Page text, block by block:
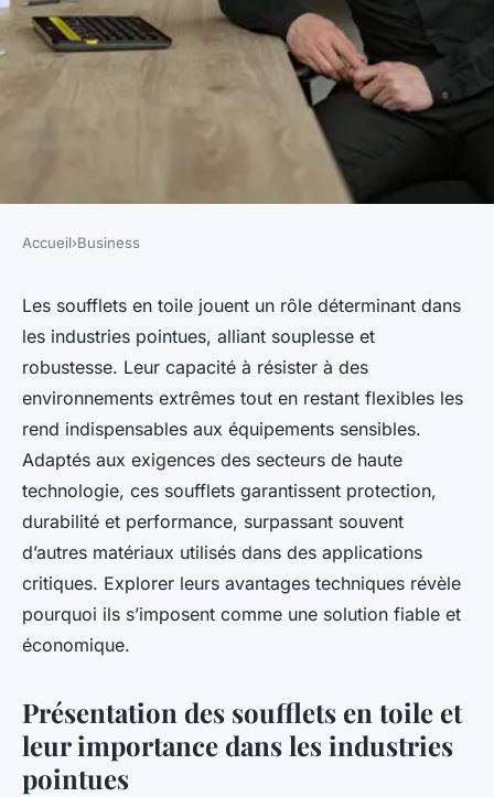
Les avantages des soufflets en
toile pour les industries
pointues
felicien•17 février 2026 •6 min de lecture
Accueil›Business
Les soufflets en toile jouent un rôle déterminant dans
les industries pointues, alliant souplesse et
robustesse. Leur capacité à résister à des
environnements extrêmes tout en restant flexibles les
rend indispensables aux équipements sensibles.
Adaptés aux exigences des secteurs de haute
technologie, ces soufflets garantissent protection,
durabilité et performance, surpassant souvent
d’autres matériaux utilisés dans des applications
critiques. Explorer leurs avantages techniques révèle
pourquoi ils s’imposent comme une solution fiable et
économique.
Présentation des soufflets en toile et
leur importance dans les industries
pointues